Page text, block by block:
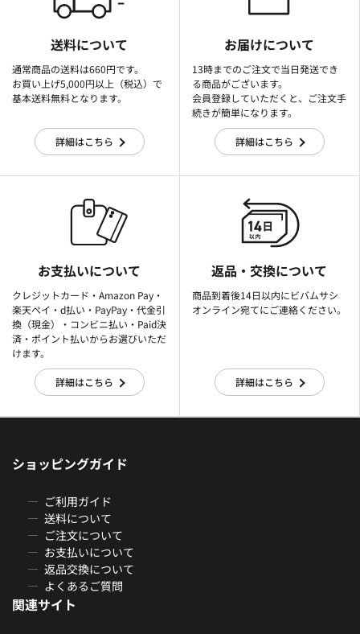
送料について
通常商品の送料は660円です。
お買い上げ5,000円以上（税込）で
基本送料無料となります。
詳細はこちら
お届けについて
13時までのご注文で当日発送でき
る商品がございます。
会員登録していただくと、ご注文手
続きが簡単になります。
詳細はこちら
お支払いについて
クレジットカード・Amazon Pay・
楽天ぺイ・d払い・PayPay・代金引
換（現金）・コンビニ払い・Paid決
済・ポイント払いからお選びいただ
けます。
詳細はこちら
返品・交換について
商品到着後14日以内にビバムサシ
オンライン宛てにご連絡ください。
詳細はこちら
ショッピングガイド
ご利用ガイド
送料について
ご注文について
お支払いについて
返品交換について
よくあるご質問
関連サイト